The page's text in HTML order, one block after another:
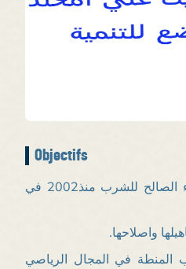
Objectifs
-تسيير وتدبير مشروع الماء الصالح للشرب منذ2002 في
واصلاحها.
المنطة في المجال الرياصي